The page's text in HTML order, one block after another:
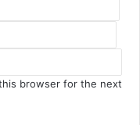
browser for the next